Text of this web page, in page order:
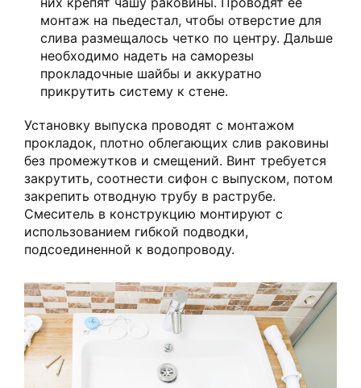
монтаж на пьедестал, чтобы отверстие для
слива размещалось четко по центру. Дальше
необходимо надеть на саморезы
прокладочные шайбы и аккуратно
прикрутить систему к стене.
Установку выпуска проводят с монтажом
прокладок, плотно облегающих слив раковины
без промежутков и смещений. Винт требуется
закрутить, соотнести сифон с выпуском, потом
закрепить отводную трубу в раструбе.
Смеситель в конструкцию монтируют с
использованием гибкой подводки,
подсоединенной к водопроводу.